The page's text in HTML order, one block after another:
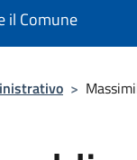
il Comune
>